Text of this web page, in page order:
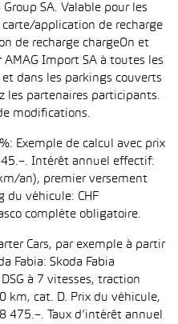
SA. Valable pour les
application de recharge
de recharge chargeOn et
Import SA à toutes les
dans les parkings couverts
les partenaires participants.
modifications.
Exemple de calcul avec prix
Intérêt annuel effectif:
an), premier versement
du véhicule: CHF
complète obligatoire.
Cars, par exemple à partir
Fabia: Skoda Fabia
à 7 vitesses, traction
km, cat. D. Prix du véhicule,
475.–. Taux d’intérêt annuel